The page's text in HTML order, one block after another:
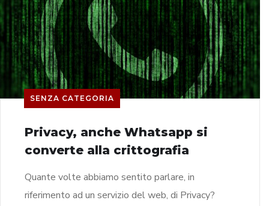
SENZA CATEGORIA
Privacy, anche Whatsapp si
converte alla crittografia
Quante volte abbiamo sentito parlare, in
riferimento ad un servizio del web, di Privacy?